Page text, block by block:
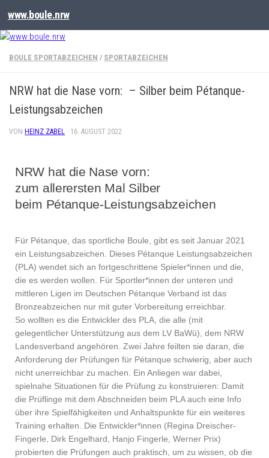
www.boule.nrw
BOULE SPORTABZEICHEN / SPORTABZEICHEN
NRW hat die Nase vorn: – Silber beim Pétanque-
Leistungsabzeichen
VON HEINZ ZABEL · 16. AUGUST 2022
NRW hat die Nase vorn:
zum allerersten Mal Silber
beim Pétanque-Leistungsabzeichen
Für Pétanque, das sportliche Boule, gibt es seit Januar 2021
ein Leistungsabzeichen. Dieses Pétanque Leistungsabzeichen
(PLA) wendet sich an fortgeschrittene Spieler*innen und die,
die es werden wollen. Für Sportler*innen der unteren und
mittleren Ligen im Deutschen Pétanque Verband ist das
Bronzeabzeichen nur mit guter Vorbereitung erreichbar.
So wollten es die Entwickler des PLA, die alle (mit
gelegentlicher Unterstützung aus dem LV BaWü), dem NRW
Landesverband angehören. Zwei Jahre feilten sie daran, die
Anforderung der Prüfungen für Pétanque schwierig, aber auch
nicht unerreichbar zu machen. Ein Anliegen war dabei,
spielnahe Situationen für die Prüfung zu konstruieren: Damit
die Prüflinge mit dem Abschneiden beim PLA auch eine Info
über ihre Spielfähigkeiten und Anhaltspunkte für ein weiteres
Training erhalten. Die Entwickler*innen (Regina Dreischer-
Fingerle, Dirk Engelhard, Hanjo Fingerle, Werner Prix)
probierten die Prüfungen auch praktisch, um zu wissen, ob die